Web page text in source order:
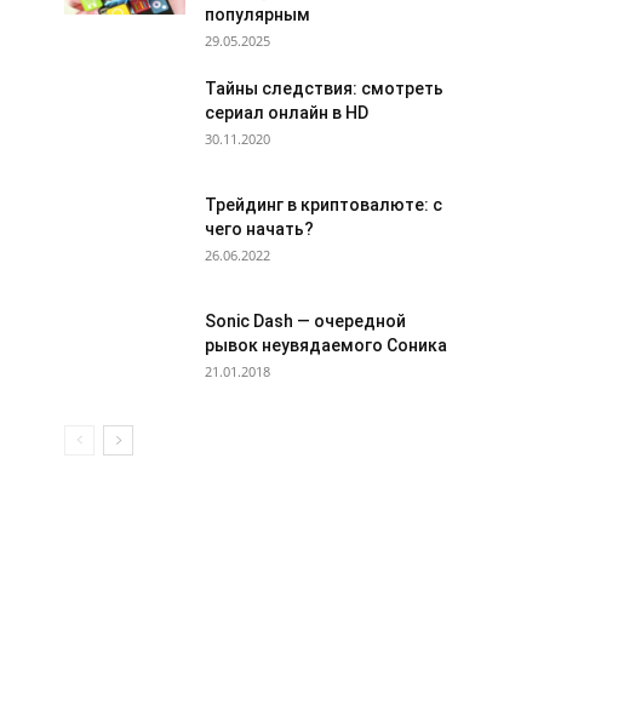
популярным
29.05.2025
Тайны следствия: смотреть
сериал онлайн в HD
30.11.2020
Трейдинг в криптовалюте: с
чего начать?
26.06.2022
Sonic Dash — очередной
рывок неувядаемого Соника
21.01.2018